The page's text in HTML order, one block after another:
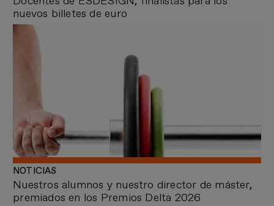
nuevos billetes de euro
Nuestros alumnos y nuestro director de máster,
premiados en los Premios Delta 2026
NOTICIAS